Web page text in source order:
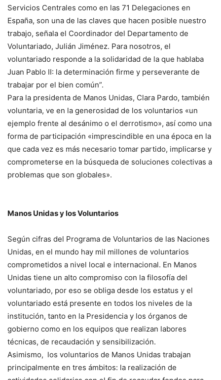
Servicios Centrales como en las 71 Delegaciones en
España, son una de las claves que hacen posible nuestro
trabajo, señala el Coordinador del Departamento de
Voluntariado, Julián Jiménez. Para nosotros, el
voluntariado responde a la solidaridad de la que hablaba
Juan Pablo II: la determinación firme y perseverante de
trabajar por el bien común”.
Para la presidenta de Manos Unidas, Clara Pardo, también
voluntaria, ve en la generosidad de los voluntarios «un
ejemplo frente al desánimo o el derrotismo», así como una
forma de participación «imprescindible en una época en la
que cada vez es más necesario tomar partido, implicarse y
comprometerse en la búsqueda de soluciones colectivas a
problemas que son globales».
Manos Unidas y los Voluntarios
Según cifras del Programa de Voluntarios de las Naciones
Unidas, en el mundo hay mil millones de voluntarios
comprometidos a nivel local e internacional. En Manos
Unidas tiene un alto compromiso con la filosofía del
voluntariado, por eso se obliga desde los estatus y el
voluntariado está presente en todos los niveles de la
institución, tanto en la Presidencia y los órganos de
gobierno como en los equipos que realizan labores
técnicas, de recaudación y sensibilización.
Asimismo, los voluntarios de Manos Unidas trabajan
principalmente en tres ámbitos: la realización de